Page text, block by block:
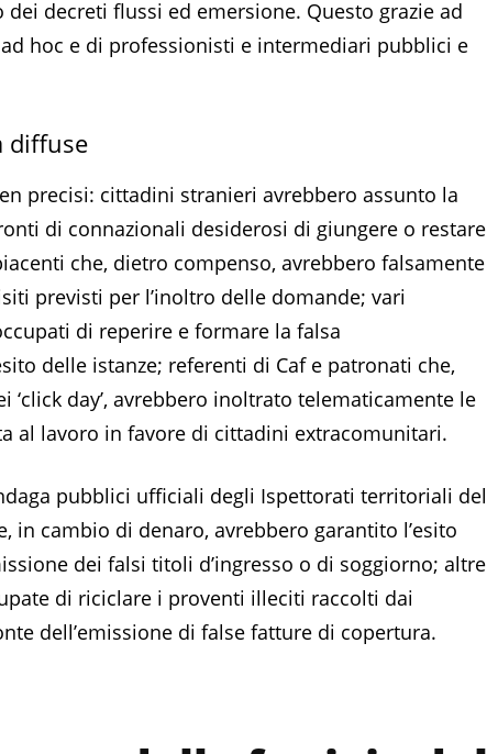
decreti flussi ed emersione. Questo grazie ad
hoc e di professionisti e intermediari pubblici e
diffuse
precisi: cittadini stranieri avrebbero assunto la
di connazionali desiderosi di giungere o restare
che, dietro compenso, avrebbero falsamente
previsti per l’inoltro delle domande; vari
di reperire e formare la falsa
delle istanze; referenti di Caf e patronati che,
‘click day’, avrebbero inoltrato telematicamente le
al lavoro in favore di cittadini extracomunitari.
pubblici ufficiali degli Ispettorati territoriali del
in cambio di denaro, avrebbero garantito l’esito
dei falsi titoli d’ingresso o di soggiorno; altre
di riciclare i proventi illeciti raccolti dai
dell’emissione di false fatture di copertura.